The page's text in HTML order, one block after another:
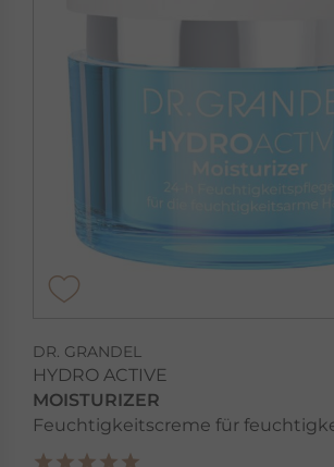
DR. GRANDEL
HYDRO ACTIVE
MOISTURIZER
Feuchtigkeitscreme für